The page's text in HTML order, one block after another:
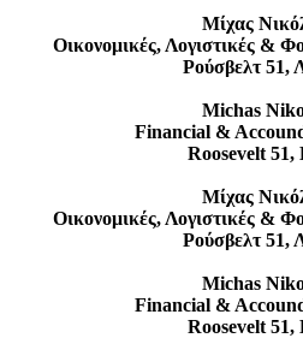
Μίχας
Οικονομικές, Λογιστικές &
Ρούσβελτ 51,
Michas
Financial &
Roosevelt 51,
Μίχας
Οικονομικές, Λογιστικές &
Ρούσβελτ 51,
Michas
Financial &
Roosevelt 51,